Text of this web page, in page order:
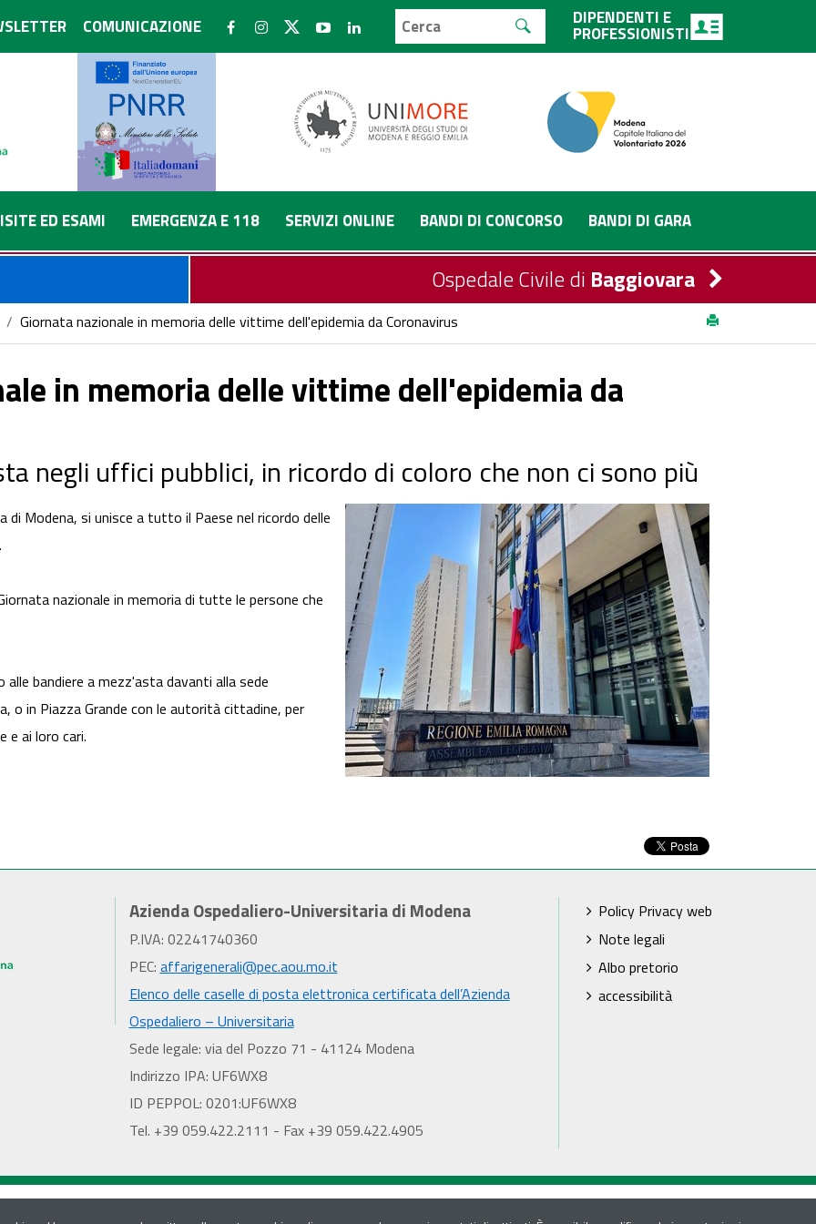
COMUNICAZIONE DIPENDENTI E
PROFESSIONISTI
ED ESAMI EMERGENZA E 118 SERVIZI ONLINE BANDI DI CONCORSO BANDI DI GARA
Ospedale Civile di Baggiovara
/ Giornata nazionale in memoria delle vittime dell'epidemia da Coronavirus
in memoria delle vittime dell'epidemia da
negli uffici pubblici, in ricordo di coloro che non ci sono più
di Modena, si unisce a tutto il Paese nel ricordo delle
nazionale in memoria di tutte le persone che
bandiere a mezz'asta davanti alla sede
o in Piazza Grande con le autorità cittadine, per
e ai loro cari.
Azienda Ospedaliero-Universitaria di Modena
P.IVA: 02241740360
PEC: affarigenerali@pec.aou.mo.it
Elenco delle caselle di posta elettronica certificata dell’Azienda
Ospedaliero – Universitaria
Sede legale: via del Pozzo 71 - 41124 Modena
Indirizzo IPA: UF6WX8
ID PEPPOL: 0201:UF6WX8
Tel. +39 059.422.2111 - Fax +39 059.422.4905
Policy Privacy web
Note legali
Albo pretorio
accessibilità